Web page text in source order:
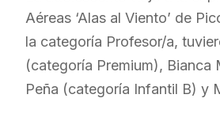
Aéreas ‘Alas al Viento’ de
la categoría Profesor/a,
(categoría Premium),
Peña (categoría Infantil B) y